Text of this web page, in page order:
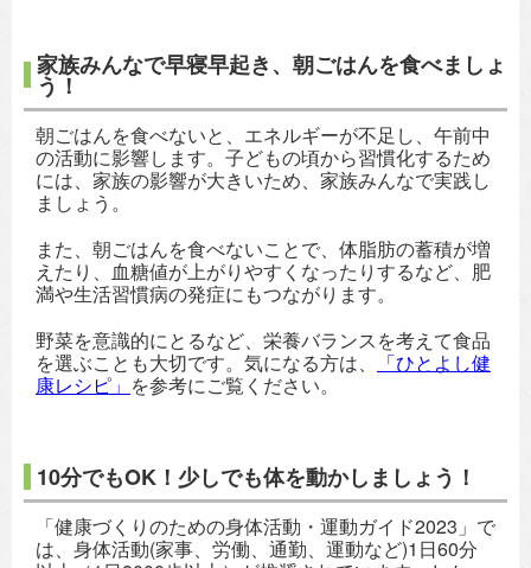
家族みんなで早寝早起き、朝ごはんを食べましょ
う！
朝ごはんを食べないと、エネルギーが不足し、午前中
の活動に影響します。子どもの頃から習慣化するため
には、家族の影響が大きいため、家族みんなで実践し
ましょう。
また、朝ごはんを食べないことで、体脂肪の蓄積が増
えたり、血糖値が上がりやすくなったりするなど、肥
満や生活習慣病の発症にもつながります。
野菜を意識的にとるなど、栄養バランスを考えて食品
を選ぶことも大切です。気になる方は、
「ひとよし健
康レシピ」 を参考にご覧ください。
10分でもOK！少しでも体を動かしましょう！
「健康づくりのための身体活動・運動ガイド2023」で
は、身体活動(家事、労働、通勤、運動など)1日60分